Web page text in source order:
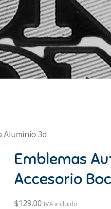
Aluminio 3d
Emblemas
Accesorio
$129.00 IVA incluido